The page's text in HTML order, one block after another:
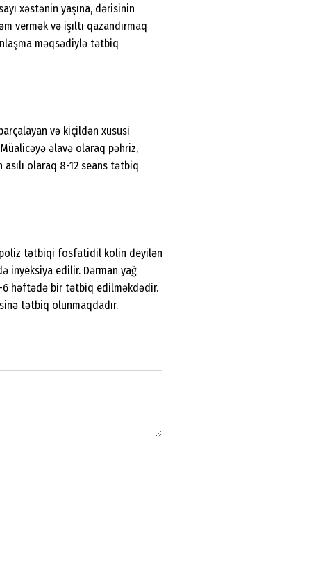
xəstənin yaşına, dərisinin
vermək və işıltı qazandırmaq
məqsədiylə tətbiq
və kiçildən xüsusi
əlavə olaraq pəhriz,
olaraq 8-12 seans tətbiq
tətbiqi fosfatidil kolin deyilən
inyeksiya edilir. Dərman yağ
6 həftədə bir tətbiq edilməkdədir.
tətbiq olunmaqdadır.